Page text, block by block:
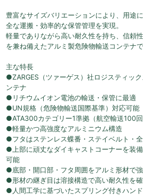
豊富なサイズバリエーションにより、用途
全な運搬・効率的な保管管理を実現。
軽量でありながら高い耐久性を持ち、信頼
を兼ね備えたアルミ製危険物輸送コンテナで
主な特長
●ZARGES（ツァーゲス）社ロジスティッ
ンテナ
●リチウムイオン電池の輸送・保管に最適
●UN規格（危険物輸送国際基準）対応可能
●ATA300カテゴリー1準拠（航空輸送100回
●軽量かつ高強度なアルミニウム構造
●フタはステンレス蝶番・ステイベルト・
●上部に頑丈なダイキャストコーナーを装
可能
●底部・開口部・フタ周囲をアルミ形材で
●形材の継ぎ目は溶接構造で高い耐久性を
●人間工学に基づいたスプリング付きハン